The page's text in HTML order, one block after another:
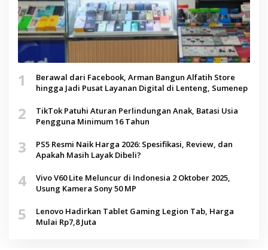
1
Berawal dari Facebook, Arman Bangun Alfatih Store
hingga Jadi Pusat Layanan Digital di Lenteng, Sumenep
2
TikTok Patuhi Aturan Perlindungan Anak, Batasi Usia
Pengguna Minimum 16 Tahun
3
PS5 Resmi Naik Harga 2026: Spesifikasi, Review, dan
Apakah Masih Layak Dibeli?
4
Vivo V60 Lite Meluncur di Indonesia 2 Oktober 2025,
Usung Kamera Sony 50 MP
5
Lenovo Hadirkan Tablet Gaming Legion Tab, Harga
Mulai Rp7,8 Juta